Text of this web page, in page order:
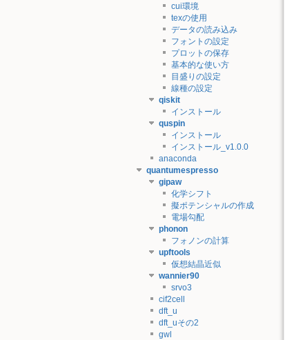
cui環境
texの使用
データの読み込み
フォントの設定
プロットの保存
基本的な使い方
目盛りの設定
線種の設定
qiskit
インストール
quspin
インストール
インストール_v1.0.0
anaconda
quantumespresso
gipaw
化学シフト
擬ポテンシャルの作成
電場勾配
phonon
フォノンの計算
upftools
仮想結晶近似
wannier90
srvo3
cif2cell
dft_u
dft_uその2
gwl